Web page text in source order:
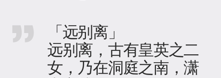
「远别离」
远别离，古有皇英之二
女，乃在洞庭之南，潇